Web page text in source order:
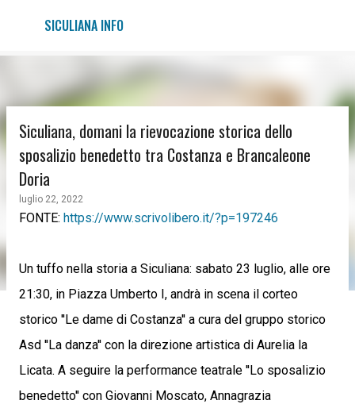
Passa ai contenuti principali
SICULIANA INFO
Siculiana, domani la rievocazione storica dello
sposalizio benedetto tra Costanza e Brancaleone
Doria
luglio 22, 2022
FONTE: https://www.scrivolibero.it/?p=197246
Un tuffo nella storia a Siculiana: sabato 23 luglio, alle ore
21:30, in Piazza Umberto I, andrà in scena il corteo
storico ''Le dame di Costanza'' a cura del gruppo storico
Asd ''La danza'' con la direzione artistica di Aurelia la
Licata. A seguire la performance teatrale ''Lo sposalizio
benedetto'' con Giovanni Moscato, Annagrazia